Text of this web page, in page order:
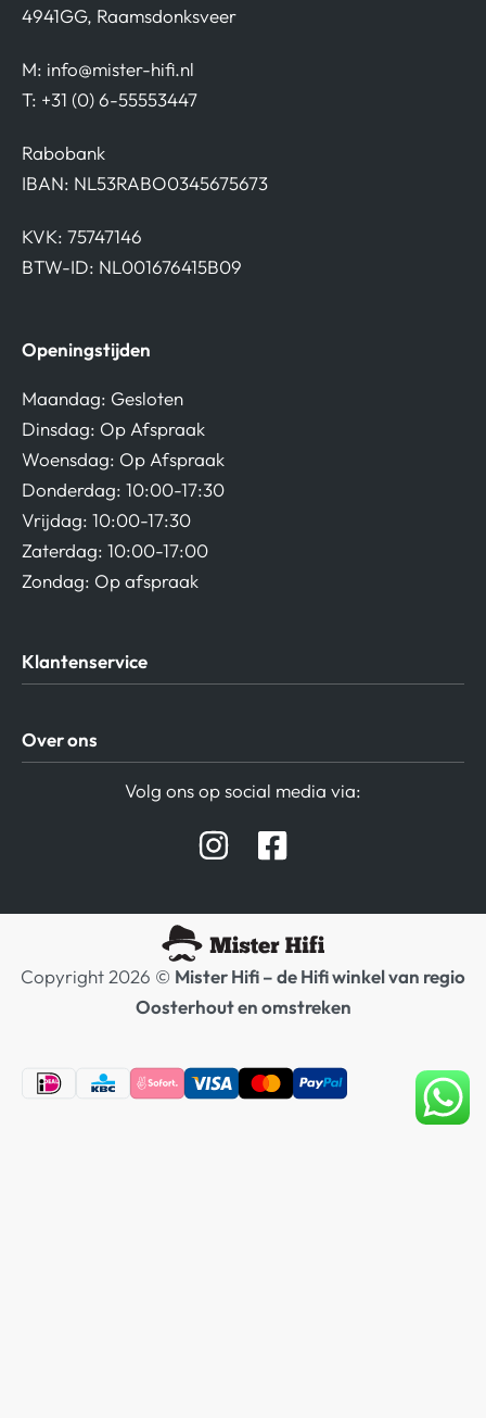
4941GG, Raamsdonksveer
M: info@mister-hifi.nl
T: +31 (0) 6-55553447
Rabobank
IBAN: NL53RABO0345675673
KVK: 75747146
BTW-ID: NL001676415B09
Openingstijden
Maandag: Gesloten
Dinsdag: Op Afspraak
Woensdag: Op Afspraak
Donderdag: 10:00-17:30
Vrijdag: 10:00-17:30
Zaterdag: 10:00-17:00
Zondag: Op afspraak
Klantenservice
Privacy beleid
Verzending / Retour
Over ons
Hifi winkel Raamsdonksveer
Volg ons op social media via:
Copyright 2026 © Mister Hifi – de Hifi winkel van regio
Oosterhout en omstreken